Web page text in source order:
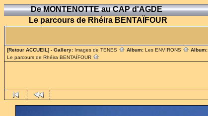
De MONTENOTTE au CAP d'AGDE
Le parcours de Rhéira BENTAÏFOUR
[Retour ACCUEIL] - Gallery: Images de TENES Album: Les ENVIRONS Album:
Le parcours de Rhéira BENTAÏFOUR